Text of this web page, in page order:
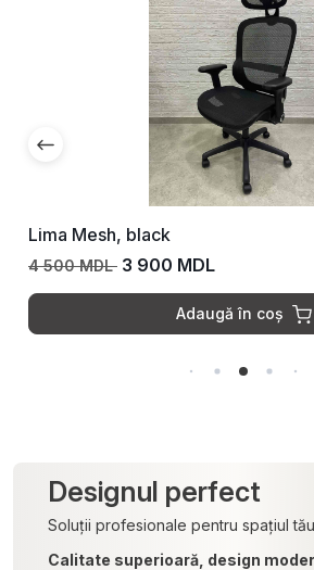
Lima Mesh, black
4 500 MDL 3 900 MDL
Adaugă în coș
Designul perfect
Soluții profesionale pentru spațiul
Calitate superioară, design